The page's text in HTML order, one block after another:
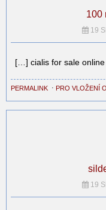
100
19
[…] cialis for sale
PERMALINK ⋅ PRO VLOŽENÍ
19